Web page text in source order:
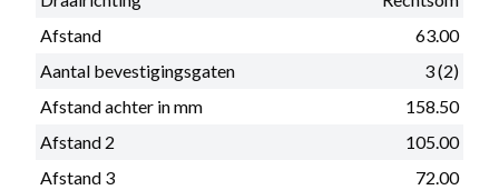
Afstand
63.00
Aantal bevestigingsgaten
3 (2)
Afstand achter in mm
158.50
Afstand 2
105.00
Afstand 3
72.00